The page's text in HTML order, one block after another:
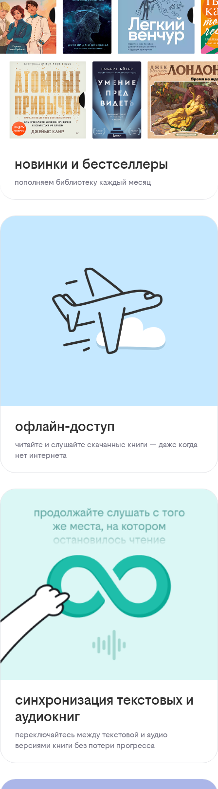
новинки и бестселлеры
пополняем библиотеку каждый месяц
офлайн-доступ
читайте и слушайте скачанные книги — даже когда
нет интернета
синхронизация текстовых и
аудиокниг
переключайтесь между текстовой и аудио
версиями книги без потери прогресса